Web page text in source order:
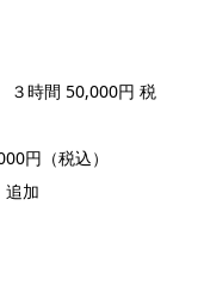
３時間 50,000円 税
円（税込）
加